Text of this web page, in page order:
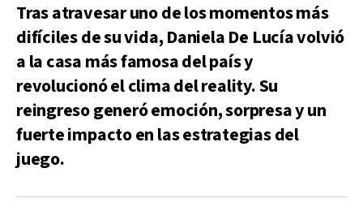
Tras atravesar uno de los momentos más
difíciles de su vida, Daniela De Lucía volvió
a la casa más famosa del país y
revolucionó el clima del reality. Su
reingreso generó emoción, sorpresa y un
fuerte impacto en las estrategias del
juego.